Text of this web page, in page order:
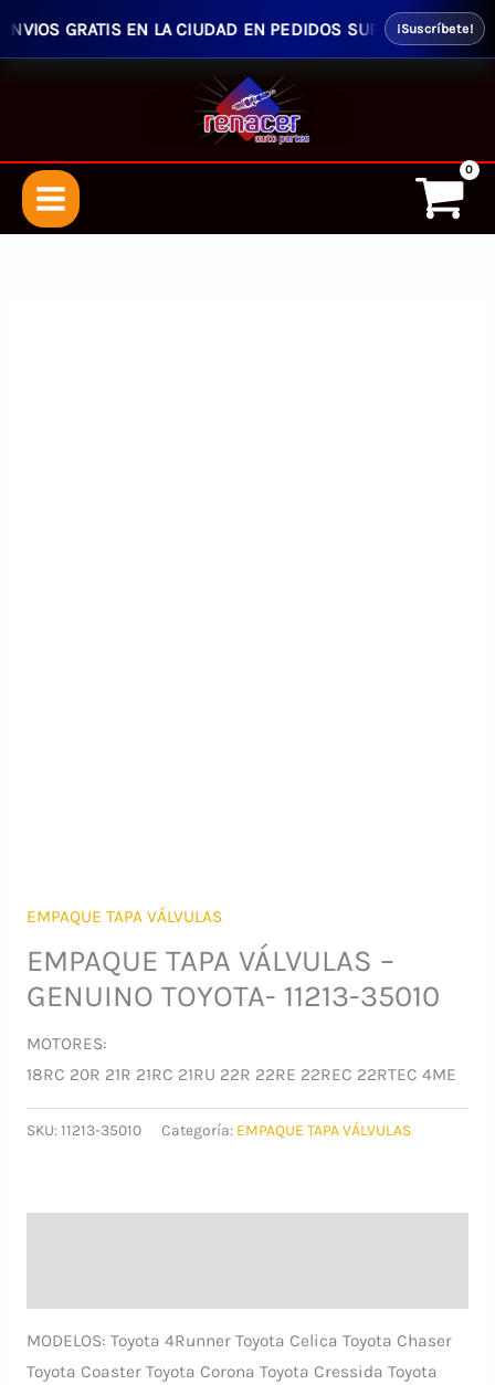
GRATIS EN LA CIUDAD EN PEDIDOS SUPERIORES¡Suscríbete!
EMPAQUE TAPA VÁLVULAS
EMPAQUE TAPA VÁLVULAS –
GENUINO TOYOTA- 11213-35010
MOTORES:
18RC 20R 21R 21RC 21RU 22R 22RE 22REC 22RTEC 4ME
SKU:11213-35010 Categoría: EMPAQUE TAPA VÁLVULAS
MODELOS: Toyota 4Runner Toyota Celica Toyota Chaser
Toyota Coaster Toyota Corona Toyota Cressida Toyota